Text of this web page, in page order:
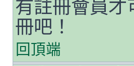
有註冊會員才
冊吧！
回頂端